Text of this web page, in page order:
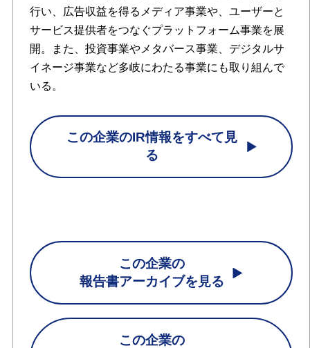
行い、広告収益を得るメディア事業や、ユーザーと
サービス提供者をつなぐプラットフォーム事業を展
開。また、投資事業やメタバース事業、デジタルサ
イネージ事業など多岐にわたる事業にも取り組んで
いる。
この企業のIR情報をすべて見
る
この企業の
報告書アーカイブを見る
この企業の